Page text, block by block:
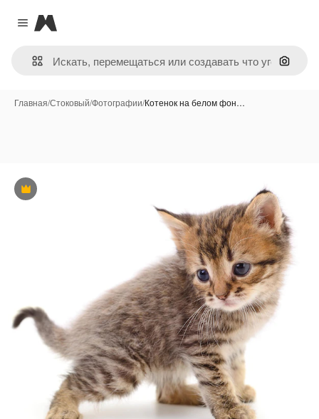
Close menu
Magnific
Поиск
Главная/Стоковый/Фотографии/Котенок на белом фон…
Премиум